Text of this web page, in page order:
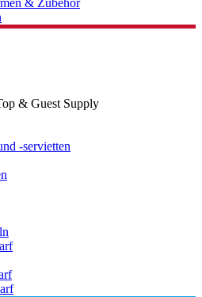
& Zubehör
& Guest Supply
-servietten